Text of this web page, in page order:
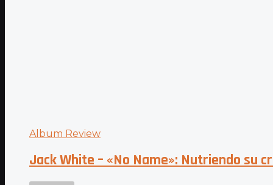
Album Review
Jack White – «No Name»: Nutriendo su